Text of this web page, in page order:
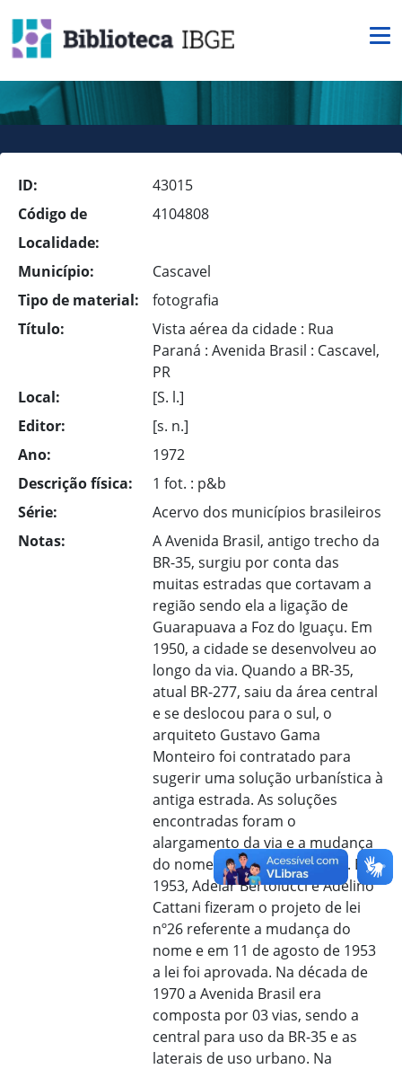
ID:
43015
Código de
Localidade:
4104808
Município:
Cascavel
Tipo de material:
fotografia
Título:
Vista aérea da cidade : Rua
Paraná : Avenida Brasil : Cascavel,
PR
Local:
[S. l.]
Editor:
[s. n.]
Ano:
1972
Descrição física:
1 fot. : p&b
Série:
Acervo dos municípios brasileiros
Notas:
A Avenida Brasil, antigo trecho da
BR-35, surgiu por conta das
muitas estradas que cortavam a
região sendo ela a ligação de
Guarapuava a Foz do Iguaçu. Em
1950, a cidade se desenvolveu ao
longo da via. Quando a BR-35,
atual BR-277, saiu da área central
e se deslocou para o sul, o
arquiteto Gustavo Gama
Monteiro foi contratado para
sugerir uma solução urbanística à
antiga estrada. As soluções
encontradas foram o
alargamento da via e a mudança
do nome para Avenida Brasil. Em
1953, Adelar Bertolucci e Adelino
Cattani fizeram o projeto de lei
nº26 referente a mudança do
nome e em 11 de agosto de 1953
a lei foi aprovada. Na década de
1970 a Avenida Brasil era
composta por 03 vias, sendo a
central para uso da BR-35 e as
laterais de uso urbano. Na